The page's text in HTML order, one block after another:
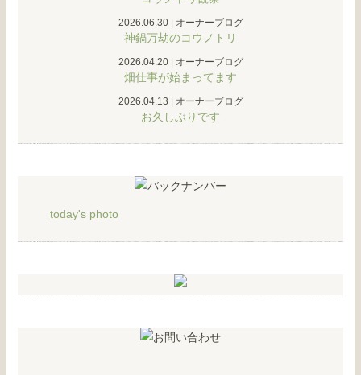
2026.06.30| オーナーブログ
神鍋万劫のコウノトリ
2026.04.20| オーナーブログ
畑仕事が始まってます
2026.04.13 オーナーブログ
お久しぶりです
today's photo